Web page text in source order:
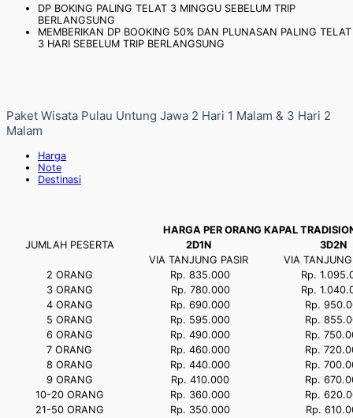
DP BOKING PALING TELAT 3 MINGGU SEBELUM TRIP
BERLANGSUNG
MEMBERIKAN DP BOOKING 50% DAN PLUNASAN PALING TELAT
3 HARI SEBELUM TRIP BERLANGSUNG
Paket Wisata Pulau Untung Jawa 2 Hari 1 Malam & 3 Hari 2
Malam
Harga
Note
Destinasi
JUMLAH PESERTA
HARGA PER ORANG KAPAL
2D1N
3D2N
VIA TANJUNG PASIR
VIA
2 ORANG
Rp. 835.000
Rp.
3 ORANG
Rp. 780.000
Rp.
4 ORANG
Rp. 690.000
Rp.
5 ORANG
Rp. 595.000
Rp.
6 ORANG
Rp. 490.000
Rp.
7 ORANG
Rp. 460.000
Rp.
8 ORANG
Rp. 440.000
Rp.
9 ORANG
Rp. 410.000
Rp.
10-20 ORANG
Rp. 360.000
Rp.
21-50 ORANG
Rp. 350.000
Rp.